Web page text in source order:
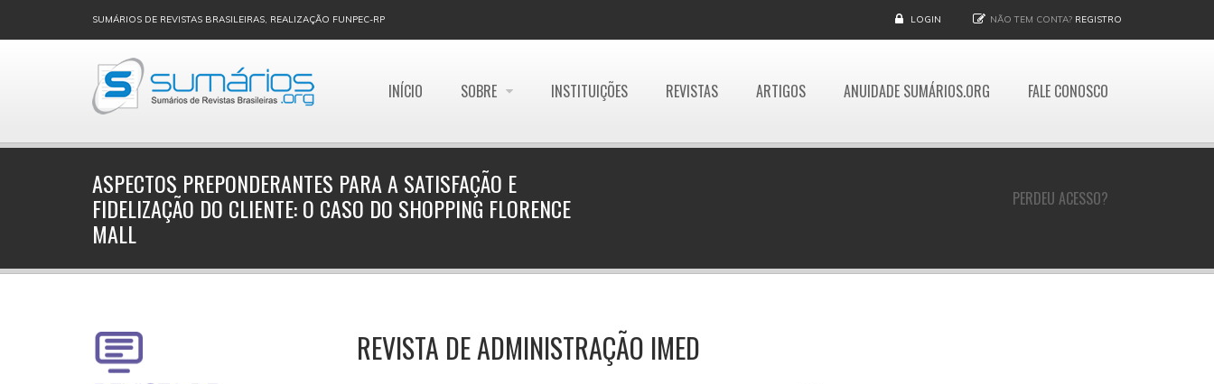
SUMÁRIOS DE REVISTAS BRASILEIRAS, REALIZAÇÃO FUNPEC-RP LOGIN NÃO TEM CONTA? REGISTRO
INÍCIO SOBRE INSTITUIÇÕES REVISTAS ARTIGOS ANUIDADE SUMÁRIOS.ORG FALE CONOSCO
PERDEU ACESSO?
ASPECTOS PREPONDERANTES PARA A SATISFAÇÃO E
FIDELIZAÇÃO DO CLIENTE: O CASO DO SHOPPING FLORENCE
MALL
REVISTA DE ADMINISTRAÇÃO IMED